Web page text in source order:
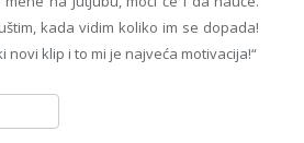
kada vidim koliko im se dopada!
novi klip i to mi je najveća motivacija!“